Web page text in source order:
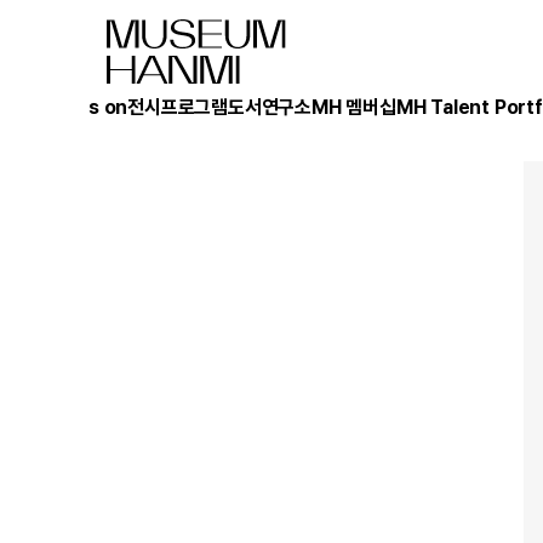
What's on전시 프로그램도서 연구소MH 멤버십MH Talent